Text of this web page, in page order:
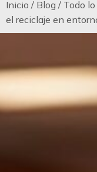
Inicio / Blog / Todo
el reciclaje en